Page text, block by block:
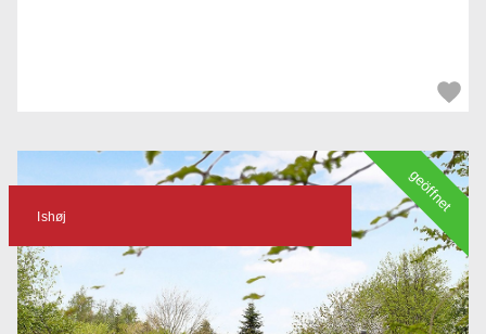
Ishøj
geöffnet